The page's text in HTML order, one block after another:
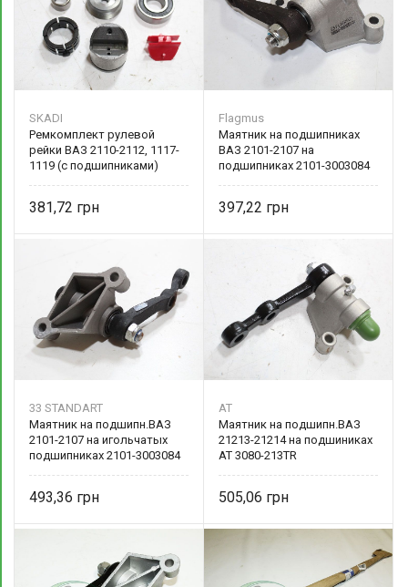
SKADI
Ремкомплект рулевой
рейки ВАЗ 2110-2112, 1117-
1119 (с подшипниками)
381,72
Flagmus
Маятник на подшипниках
ВАЗ 2101-2107 на
подшипниках 2101-3003084
397,22
33 STANDART
Маятник на подшипн.ВАЗ
2101-2107 на игольчатых
подшипниках 2101-3003084
493,36
AT
Маятник на подшипн.ВАЗ
21213-21214 на подшиниках
AT 3080-213TR
505,06